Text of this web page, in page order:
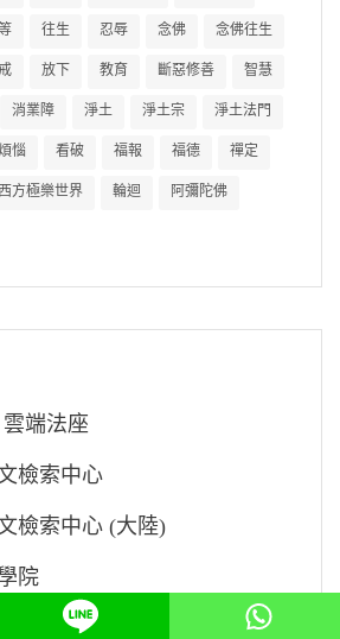
往生 忍辱 念佛 念佛往生
放下 教育 斷惡修善 智慧
消業障 淨土 淨土宗 淨土法門
惱 看破 福報 福德 禪定
方極樂世界 輪迴 阿彌陀佛
端法座
檢索中心
檢索中心 (大陸)
院
網